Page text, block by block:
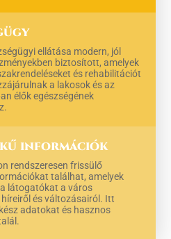
ellátása modern, jól
biztosított, amelyek
és rehabilitációt
a lakosok és az
élők egészségének
információk
rendszeresen frissülő
találhat, amelyek
látogatókat a város
és változásairól. Itt
adatokat és hasznos